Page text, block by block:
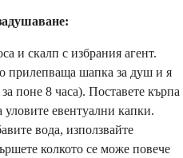
и скалп с избрания агент.
прилепваща шапка за душ и я
поне 8 часа). Поставете кърпа
уловите евентуални капки.
вода, използвайте
колкото се може повече